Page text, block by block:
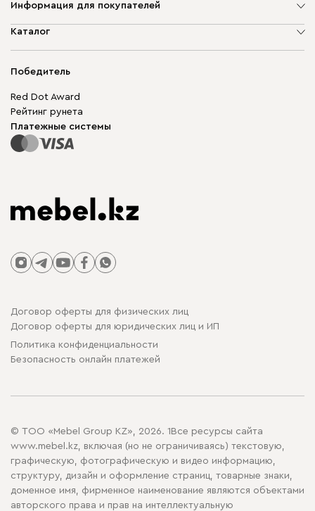
Информация для покупателей
О компании
Гарантия
Для бизнеса
Карта сайта
Каталог
Корпусная мебель
Модульная мебель
Столы и стулья
Победитель
Red Dot Award
Рейтинг рунета
Платежные системы
Договор оферты для физических лиц
Договор оферты для юридических лиц и ИП
Политика конфиденциальности
Безопасность онлайн платежей
© ТОО «Mebel Group KZ», 2026. 1Все ресурсы сайта
www.mebel.kz, включая (но не ограничиваясь) текстовую,
графическую, фотографическую и видео информацию,
структуру, дизайн и оформление страниц, товарные знаки,
доменное имя, фирменное наименование являются объектами
авторского права и прав на интеллектуальную